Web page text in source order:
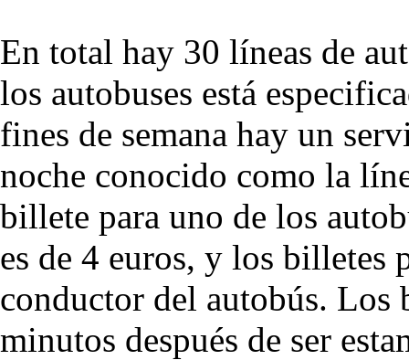
En total hay 30 líneas de
los autobuses está
fines de semana hay un
noche conocido como la
billete para uno de los
es de 4 euros, y los billetes
conductor del autobús. Los
minutos después de ser